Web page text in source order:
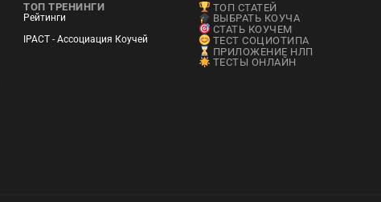
ТОП ТРЕНИНГИ
Рейтинги
IPACT - Ассоциация Коучей
ТОП СТАТЕЙ
ВЫБРАТЬ КОУЧА
СТАТЬ КОУЧЕМ
ТЕСТ СОЦИОТИПА
ПРИЛОЖЕНИЕ НЛП
ТЕСТЫ ОНЛАЙН